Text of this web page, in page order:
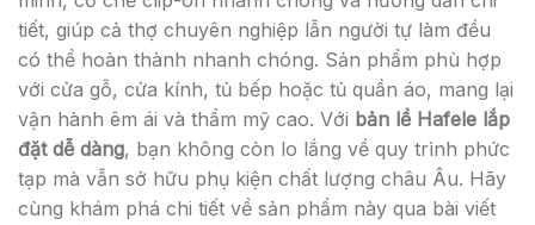
tiết, giúp cả thợ chuyên nghiệp lẫn người tự làm đều
có thể hoàn thành nhanh chóng. Sản phẩm phù hợp
với cửa gỗ, cửa kính, tủ bếp hoặc tủ quần áo, mang lại
vận hành êm ái và thẩm mỹ cao. Với bản lề Hafele lắp
đặt dễ dàng, bạn không còn lo lắng về quy trình phức
tạp mà vẫn sở hữu phụ kiện chất lượng châu Âu. Hãy
cùng khám phá chi tiết về sản phẩm này qua bài viết